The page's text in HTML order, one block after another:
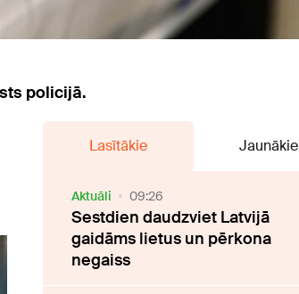
policijā.
Lasītākie Jaunākie
Aktuāli 09:26
Sestdien daudzviet Latvijā
gaidāms lietus un pērkona
negaiss